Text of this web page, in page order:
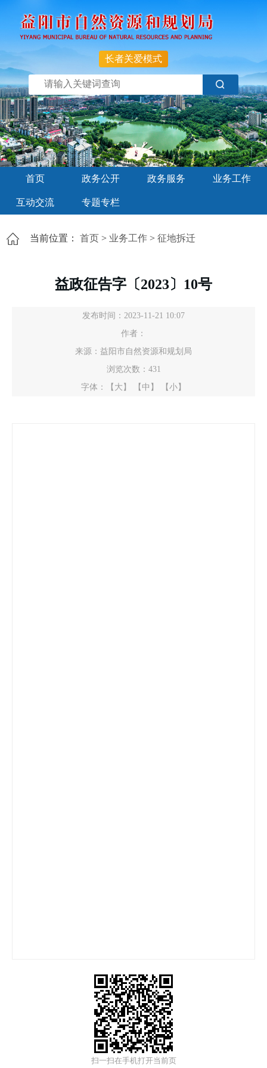
长者关爱模式
首页 政务公开 政务服务 业务工作
互动交流 专题专栏
当前位置： 首页 > 业务工作 > 征地拆迁
益政征告字〔2023〕10号
发布时间：2023-11-21 10:07
作者：
来源：益阳市自然资源和规划局
浏览次数： 431
字体：
【大】 【中】 【小】
扫一扫在手机打开当前页